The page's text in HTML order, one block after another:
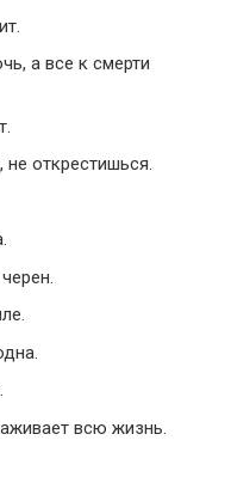
а все к смерти
открестишься.
всю жизнь.